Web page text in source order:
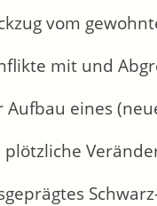
vom
mit und
Aufbau eines
plötzliche